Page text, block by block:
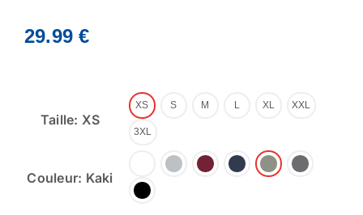
29.99€
Taille: XS
XS S M L XL XXL
3XL
Couleur: Kaki